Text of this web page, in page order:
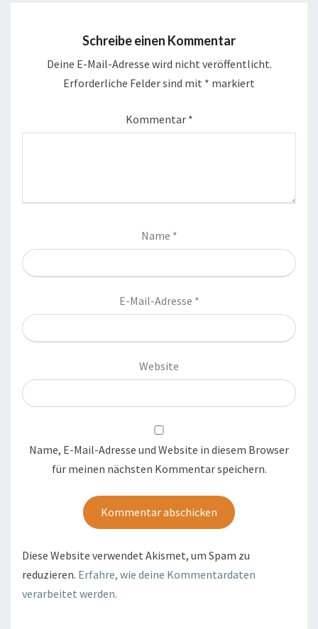
Schreibe einen Kommentar
Deine E-Mail-Adresse wird nicht veröffentlicht.
Erforderliche Felder sind mit * markiert
Kommentar *
Name *
E-Mail-Adresse *
Website
Name, E-Mail-Adresse und Website in diesem Browser
für meinen nächsten Kommentar speichern.
Diese Website verwendet Akismet, um Spam zu
reduzieren. Erfahre, wie deine Kommentardaten
verarbeitet werden.